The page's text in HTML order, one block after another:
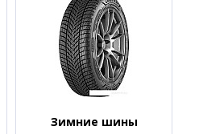
Зимние шины